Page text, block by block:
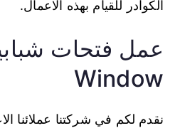
الكوادر للقيام بهذه الاعمال.
عمل فتحات
Window
نقدم لكم في شركتنا عملائنا